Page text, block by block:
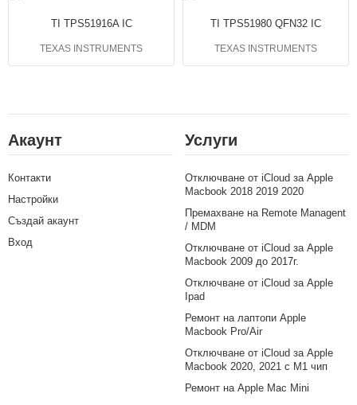
TI TPS51916A IC
TEXAS INSTRUMENTS
TI TPS51980 QFN32 IC
TEXAS INSTRUMENTS
Акаунт
Контакти
Настройки
Създай акаунт
Вход
Услуги
Отключване от iCloud за Apple
Macbook 2018 2019 2020
Премахване на Remote Managent
/ MDM
Отключване от iCloud за Apple
Macbook 2009 до 2017г.
Отключване от iCloud за Apple
Ipad
Ремонт на лаптопи Apple
Macbook Pro/Air
Отключване от iCloud за Apple
Macbook 2020, 2021 с M1 чип
Ремонт на Apple Mac Mini